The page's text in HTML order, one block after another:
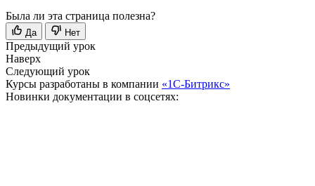
Была ли эта страница полезна?
Да Нет
Предыдущий урок
Наверх
Следующий урок
Курсы разработаны в компании «1С-Битрикс»
Новинки документации в соцсетях: